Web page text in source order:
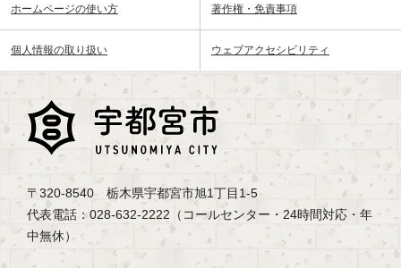
ホームページの使い方 著作権・免責事項
個人情報の取り扱い ウェブアクセシビリティ
〒320-8540 栃木県宇都宮市旭1丁目1-5
代表電話：028-632-2222（コールセンター・24時間対応・年
中無休）